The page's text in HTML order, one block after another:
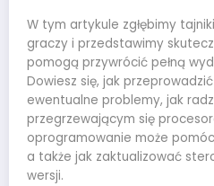
W tym artykule zgłębimy
graczy i przedstawimy
pomogą przywrócić pełną
Dowiesz się, jak
ewentualne problemy, jak
przegrzewającym się
oprogramowanie może
a także jak zaktualizować
wersji.